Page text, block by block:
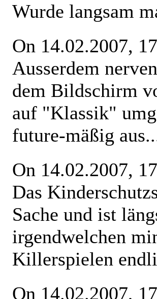
Wurde langsam
On 14.02.2007,
Ausserdem
dem Bildschirm
auf "Klassik"
future-mäßig
On 14.02.2007,
Das
Sache und ist
irgendwelchen
Killerspielen
On 14.02.2007,